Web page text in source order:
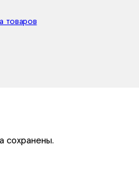
товаров
сохранены.